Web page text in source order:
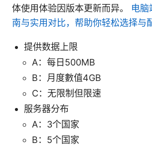
体使用体验因版本更新而异。 电
南与实用对比，帮助你轻松选择与
提供数据上限
A：每日500MB
B：月度數值4GB
C：无限制但限速
服务器分布
A：3个国家
B：5个国家